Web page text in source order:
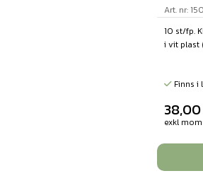
Art. nr:
10 st/fp.
i vit plast
Finns i
38,00
exkl